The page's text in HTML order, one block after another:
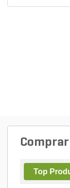
Top